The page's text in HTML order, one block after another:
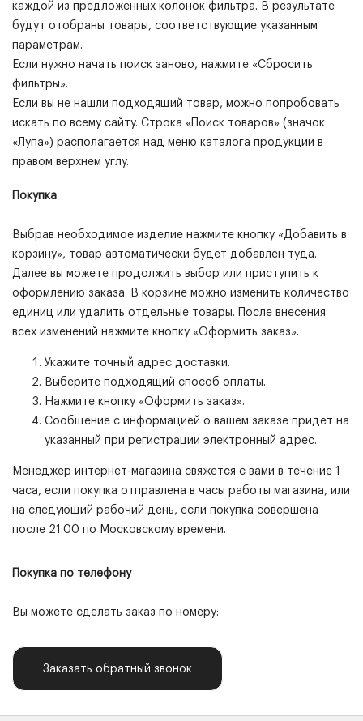
каждой из предложенных колонок фильтра. В результате
будут отобраны товары, соответствующие указанным
параметрам.
Если нужно начать поиск заново, нажмите «Сбросить
фильтры».
Если вы не нашли подходящий товар, можно попробовать
искать по всему сайту. Строка «Поиск товаров» (значок
«Лупа») располагается над меню каталога продукции в
правом верхнем углу.
Покупка
Выбрав необходимое изделие нажмите кнопку «Добавить в
корзину», товар автоматически будет добавлен туда.
Далее вы можете продолжить выбор или приступить к
оформлению заказа. В корзине можно изменить количество
единиц или удалить отдельные товары. После внесения
всех изменений нажмите кнопку «Оформить заказ».
Укажите точный адрес доставки.
Выберите подходящий способ оплаты.
Нажмите кнопку «Оформить заказ».
Сообщение с информацией о вашем заказе придет на
указанный при регистрации электронный адрес.
Менеджер интернет-магазина свяжется с вами в течение 1
часа, если покупка отправлена в часы работы магазина, или
на следующий рабочий день, если покупка совершена
после 21:00 по Московскому времени.
Покупка по телефону
Вы можете сделать заказ по номеру:
Заказать обратный звонок